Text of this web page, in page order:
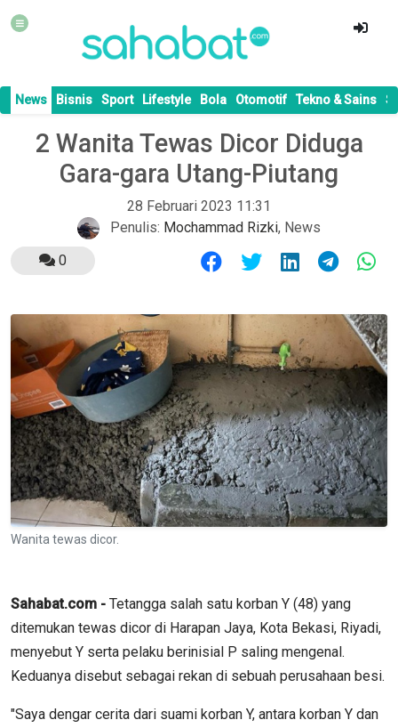
News Bisnis Sport Lifestyle Bola Otomotif Tekno & Sains
2 Wanita Tewas Dicor Diduga
Gara-gara Utang-Piutang
28 Februari 2023 11:31
Penulis: Mochammad Rizki, News
0
Wanita tewas dicor.
Sahabat.com - Tetangga salah satu korban Y (48) yang
ditemukan tewas dicor di Harapan Jaya, Kota Bekasi, Riyadi,
menyebut Y serta pelaku berinisial P saling mengenal.
Keduanya disebut sebagai rekan di sebuah perusahaan besi.
"Saya dengar cerita dari suami korban Y, antara korban Y dan